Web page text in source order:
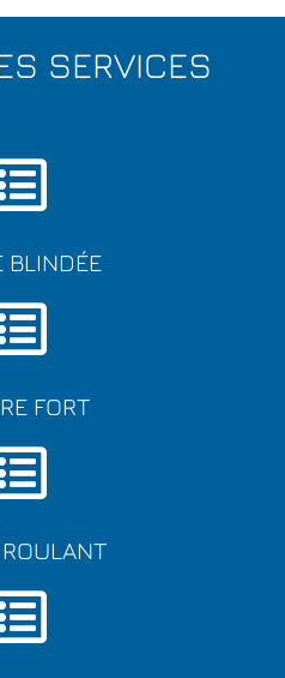
SERVICES
BLINDÉE
FORT